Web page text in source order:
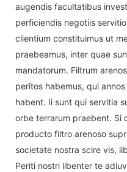
augendis facultatibus
perficiendis negotiis
clientium constituimus ut
praebeamus, inter quae
mandatorum. Filtrum
peritos habemus, qui
habent. Ii sunt qui servitia
orbe terrarum praebent. Si
producto filtro arenoso
societate nostra scire vis,
Periti nostri libenter te